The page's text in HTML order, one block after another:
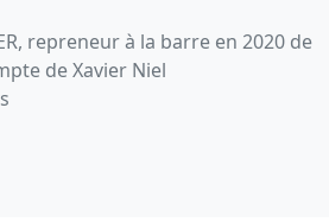
repreneur à la barre en 2020 de
de Xavier Niel